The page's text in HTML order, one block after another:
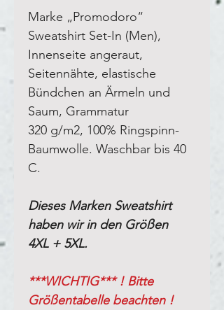
Marke „Promodoro“
Sweatshirt Set-In (Men),
Innenseite angeraut,
Seitennähte, elastische
Bündchen an Ärmeln und
Saum, Grammatur
320 g/m2, 100% Ringspinn-
Baumwolle. Waschbar bis 40
C.
Dieses Marken Sweatshirt
haben wir in den Größen
4XL + 5XL.
***WICHTIG*** ! Bitte
Größentabelle beachten !